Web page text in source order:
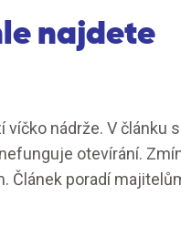
najdete
nádrže. V článku
otevírání.
Článek poradí